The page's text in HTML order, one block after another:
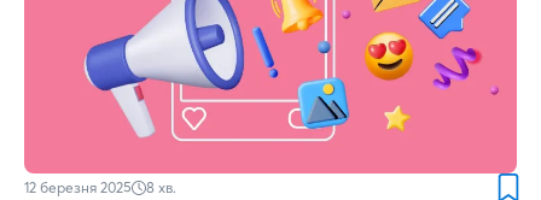
12 березня 2025 8 хв.